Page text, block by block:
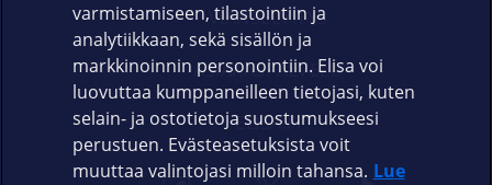
VIANSELVITYS
ASIAKASPALVELU
ELISA.FI
varmistamiseen, tilastointiin ja
analytiikkaan, sekä sisällön ja
markkinoinnin personointiin. Elisa voi
luovuttaa kumppaneilleen tietojasi, kuten
selain- ja ostotietoja suostumukseesi
perustuen. Evästeasetuksista voit
muuttaa valintojasi milloin tahansa. Lue